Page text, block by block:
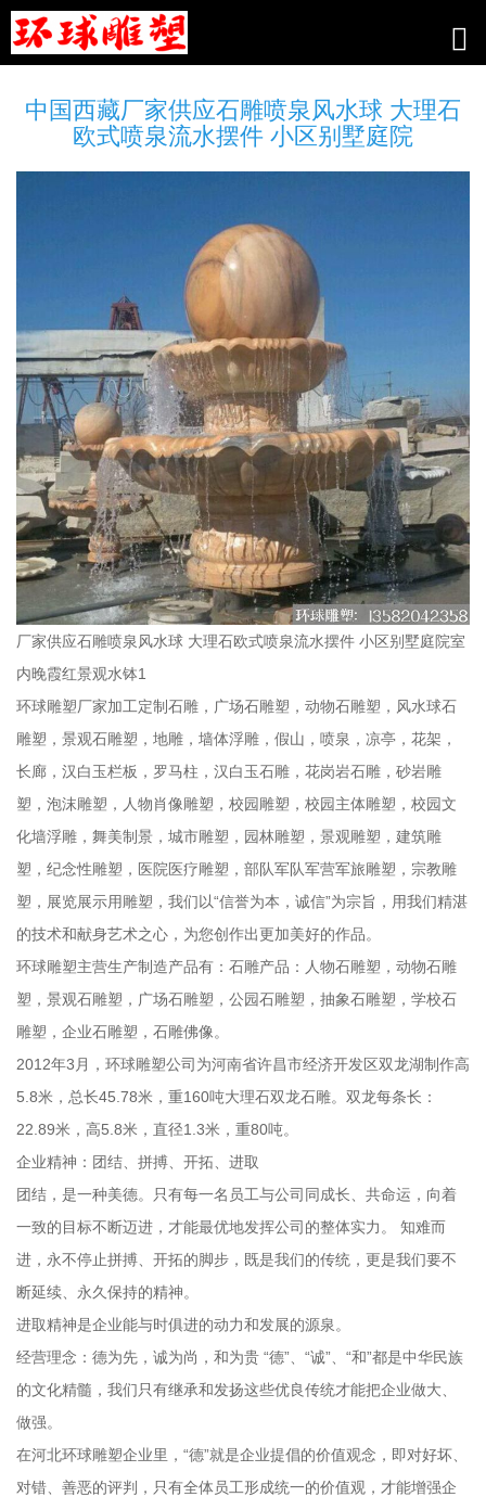
中国西藏厂家供应石雕喷泉风水球 大理石
欧式喷泉流水摆件 小区别墅庭院
厂家供应石雕喷泉风水球 大理石欧式喷泉流水摆件 小区别墅庭院室
内晚霞红景观水钵1
环球雕塑厂家加工定制石雕，广场石雕塑，动物石雕塑，风水球石
雕塑，景观石雕塑，地雕，墙体浮雕，假山，喷泉，凉亭，花架，
长廊，汉白玉栏板，罗马柱，汉白玉石雕，花岗岩石雕，砂岩雕
塑，泡沫雕塑，人物肖像雕塑，校园雕塑，校园主体雕塑，校园文
化墙浮雕，舞美制景，城市雕塑，园林雕塑，景观雕塑，建筑雕
塑，纪念性雕塑，医院医疗雕塑，部队军队军营军旅雕塑，宗教雕
塑，展览展示用雕塑，我们以“信誉为本，诚信”为宗旨，用我们精湛
的技术和献身艺术之心，为您创作出更加美好的作品。
环球雕塑主营生产制造产品有：石雕产品：人物石雕塑，动物石雕
塑，景观石雕塑，广场石雕塑，公园石雕塑，抽象石雕塑，学校石
雕塑，企业石雕塑，石雕佛像。
2012年3月，环球雕塑公司为河南省许昌市经济开发区双龙湖制作高
5.8米，总长45.78米，重160吨大理石双龙石雕。双龙每条长：
22.89米，高5.8米，直径1.3米，重80吨。
企业精神：团结、拼搏、开拓、进取
团结，是一种美德。只有每一名员工与公司同成长、共命运，向着
一致的目标不断迈进，才能最优地发挥公司的整体实力。 知难而
进，永不停止拼搏、开拓的脚步，既是我们的传统，更是我们要不
断延续、永久保持的精神。
进取精神是企业能与时俱进的动力和发展的源泉。
经营理念：德为先，诚为尚，和为贵 “德”、“诚”、“和”都是中华民族
的文化精髓，我们只有继承和发扬这些优良传统才能把企业做大、
做强。
在河北环球雕塑企业里，“德”就是企业提倡的价值观念，即对好坏、
对错、善恶的评判，只有全体员工形成统一的价值观，才能增强企